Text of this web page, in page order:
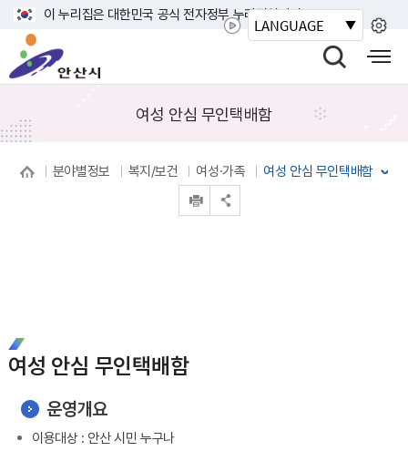
기
이 누리집은 대한민국 공식 전자정부 누리집입니다.
시
색
기
바
사
여성 안심 무인택배함
분야별정보 복지/보건 여성·가족 여성 안심 무인택배함
여성 안심 무인택배함
운영개요
이용대상 : 안산 시민 누구나
LANGUAGE